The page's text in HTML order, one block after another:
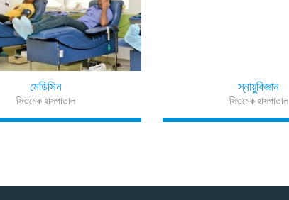
মেডিসিন
সিওমেক হাসপাতাল
স্নায়ুবিজ্ঞান
সিওমেক হাসপাতাল